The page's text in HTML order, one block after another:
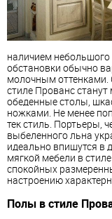
наличием небольшого
обстановки обычно
молочным оттенками.
стиле Прованс
обеденные столы,
ножками. Не менее
тек стиль. Портьеры,
выбеленного льна
идеально впишутся в
мягкой мебели в стиле
спокойных
настроению
Полы в стиле